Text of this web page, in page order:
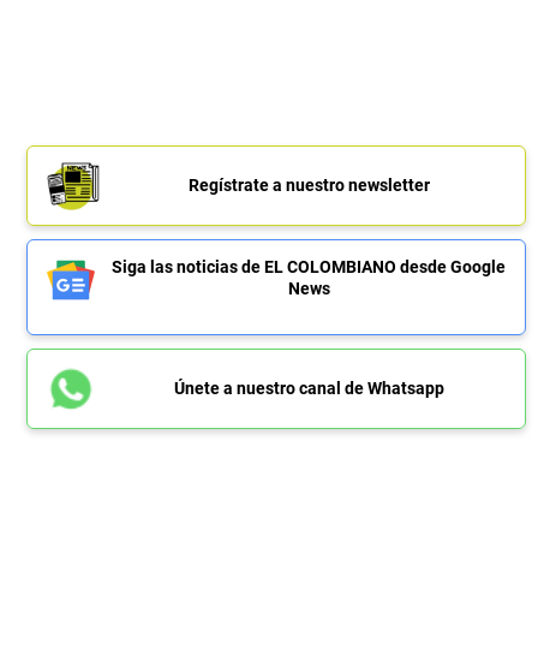
Regístrate a nuestro newsletter
Siga las noticias de EL COLOMBIANO desde Google
News
Únete a nuestro canal de Whatsapp